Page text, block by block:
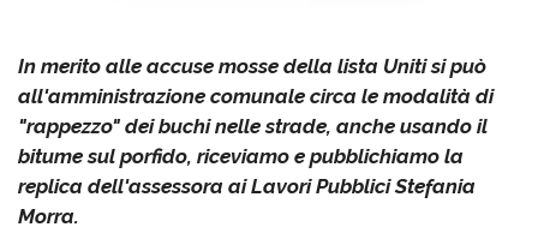
In merito alle accuse mosse della lista Uniti si può
all'amministrazione comunale circa le modalità di
"rappezzo" dei buchi nelle strade, anche usando il
bitume sul porfido, riceviamo e pubblichiamo la
replica dell'assessora ai Lavori Pubblici Stefania
Morra.